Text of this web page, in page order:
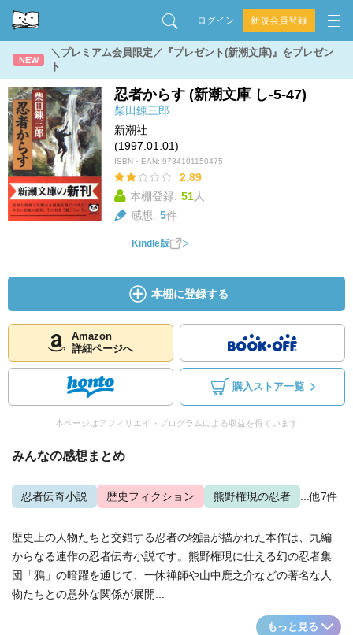
ログイン 新規会員登録
NEW
＼プレミアム会員限定／『プレゼント(新潮文庫)』をプレゼン
ト
忍者からす (新潮文庫 し-5-47)
柴田錬三郎
新潮社
(1997.01.01)
ISBN・EAN: 9784101150475
2.89
本棚登録: 51人
感想: 5件
Kindle版
本棚に登録する
Amazon
詳細ページへ
購入ストア一覧
本ページはアフィリエイトプログラムによる収益を得ています
みんなの感想まとめ
忍者伝奇小説 歴史フィクション 熊野権現の忍者 ...他7件
歴史上の人物たちと交錯する忍者の物語が描かれた本作は、九編
からなる連作の忍者伝奇小説です。熊野権現に仕える幻の忍者集
団「鴉」の暗躍を通じて、一休禅師や山中鹿之介などの著名な人
物たちとの意外な関係が展開...
もっと見る